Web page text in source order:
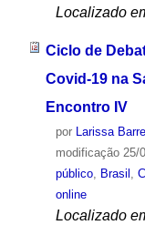
Localizado
Ciclo de
Covid-19 na
Encontro IV
por Larissa
modificação25/
público, Brasil ,
online
Localizado